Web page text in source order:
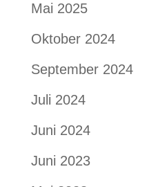
Mai 2025
Oktober 2024
September 2024
Juli 2024
Juni 2024
Juni 2023